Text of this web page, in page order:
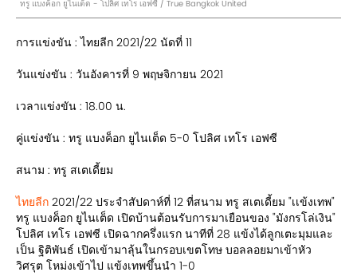
ทรู แบงค็อก ยูไนเต็ด - โปลิศ เทโร เอฟซี / True Bangkok United
การแข่งขัน : ไทยลีก 2021/22 นัดที่ 11
วันแข่งขัน : วันอังคารที่ 9 พฤษจิกายน 2021
เวลาแข่งขัน : 18.00 น.
คู่แข่งขัน : ทรู แบงค็อก ยูไนเต็ด 5-0 โปลิศ เทโร เอฟซี
สนาม : ทรู สเตเดี้ยม
ไทยลีก 2021/22 ประจำสัปดาห์ที่ 12 ที่สนาม ทรู สเตเดี้ยม "เเข้งเทพ"
ทรู แบงค็อก ยูไนเต็ด เปิดบ้านต้อนรับการมาเยือนของ "มังกรโล่เงิน"
โปลิศ เทโร เอฟซี เปิดฉากครึ่งแรก นาทีที่ 28 แข้งได้ลูกเตะมุมและ
เป็น ฐิติพันธ์ เปิดเข้ามาลุ้นในกรอบเขตโทษ บอลลอยมาเข้าหัว
วิศรุต โหม่งเข้าไป แข้งเทพขึ้นนำ 1-0